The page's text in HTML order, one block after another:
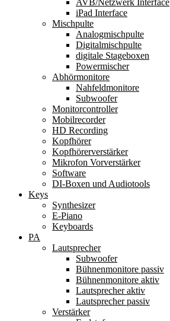
AVB/Netzwerk Interface
iPad Interface
Mischpulte
Analogmischpulte
Digitalmischpulte
digitale Stageboxen
Powermischer
Abhörmonitore
Nahfeldmonitore
Subwoofer
Monitorcontroller
Mobilrecorder
HD Recording
Kopfhörer
Kopfhörerverstärker
Mikrofon Vorverstärker
Software
DI-Boxen und Audiotools
Keys
Synthesizer
E-Piano
Keyboards
PA
Lautsprecher
Subwoofer
Bühnenmonitore passiv
Bühnenmonitore aktiv
Lautsprecher aktiv
Lautsprecher passiv
Verstärker